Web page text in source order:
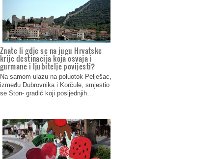
Znate li gdje se na jugu Hrvatske
krije destinacija koja osvaja i
gurmane i ljubitelje povijesti?
Na samom ulazu na poluotok Pelješac,
između Dubrovnika i Korčule, smjestio
se Ston- gradić koji posljednjih…